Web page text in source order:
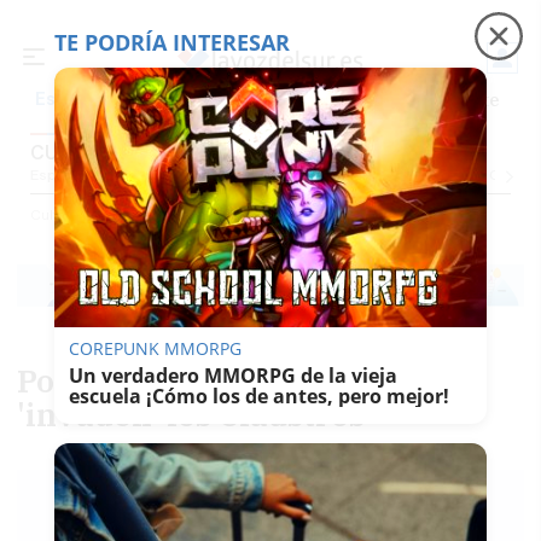
Es noticia Precio luz Padre Coraje Fábrica de botellas
CULTURA
Espectáculos Y ConciertosComunicaciónRoedores De Cultura El
Cultura
Poema y melodía fundidos
'invaden' los Claustros
MARÍA LUISA
PARRA
TE PODRÍA INTERESAR
COREPUNK MMORPG
Un verdadero MMORPG de la vieja
escuela ¡Cómo los de antes, pero mejor!